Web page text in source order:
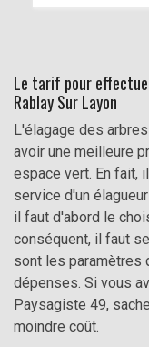
Le tarif pour
Rablay Sur Layon
L'élagage des
avoir une meilleure
espace vert. En fait,
service d'un
il faut d'abord le
conséquent, il faut
sont les paramètres
dépenses. Si vous
Paysagiste 49,
moindre coût.